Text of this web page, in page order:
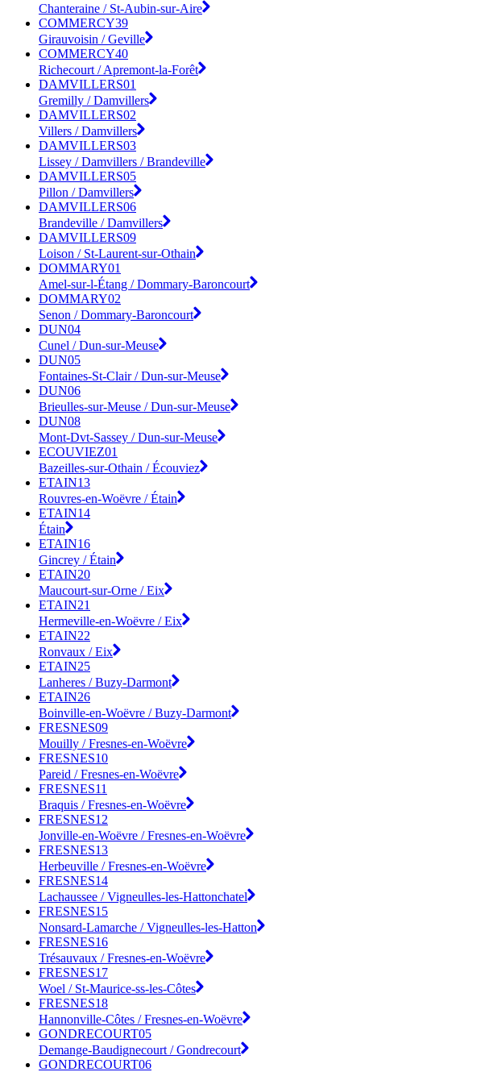
Chanteraine / St-Aubin-sur-Aire
COMMERCY39
Girauvoisin / Geville
COMMERCY40
Richecourt / Apremont-la-Forêt
DAMVILLERS01
Gremilly / Damvillers
DAMVILLERS02
Villers / Damvillers
DAMVILLERS03
Lissey / Damvillers / Brandeville
DAMVILLERS05
Pillon / Damvillers
DAMVILLERS06
Brandeville / Damvillers
DAMVILLERS09
Loison / St-Laurent-sur-Othain
DOMMARY01
Amel-sur-l-Étang / Dommary-Baroncourt
DOMMARY02
Senon / Dommary-Baroncourt
DUN04
Cunel / Dun-sur-Meuse
DUN05
Fontaines-St-Clair / Dun-sur-Meuse
DUN06
Brieulles-sur-Meuse / Dun-sur-Meuse
DUN08
Mont-Dvt-Sassey / Dun-sur-Meuse
ECOUVIEZ01
Bazeilles-sur-Othain / Écouviez
ETAIN13
Rouvres-en-Woëvre / Étain
ETAIN14
Étain
ETAIN16
Gincrey / Étain
ETAIN20
Maucourt-sur-Orne / Eix
ETAIN21
Hermeville-en-Woëvre / Eix
ETAIN22
Ronvaux / Eix
ETAIN25
Lanheres / Buzy-Darmont
ETAIN26
Boinville-en-Woëvre / Buzy-Darmont
FRESNES09
Mouilly / Fresnes-en-Woëvre
FRESNES10
Pareid / Fresnes-en-Woëvre
FRESNES11
Braquis / Fresnes-en-Woëvre
FRESNES12
Jonville-en-Woëvre / Fresnes-en-Woëvre
FRESNES13
Herbeuville / Fresnes-en-Woëvre
FRESNES14
Lachaussee / Vigneulles-les-Hattonchatel
FRESNES15
Nonsard-Lamarche / Vigneulles-les-Hatton
FRESNES16
Trésauvaux / Fresnes-en-Woëvre
FRESNES17
Woel / St-Maurice-ss-les-Côtes
FRESNES18
Hannonville-Côtes / Fresnes-en-Woëvre
GONDRECOURT05
Demange-Baudignecourt / Gondrecourt
GONDRECOURT06